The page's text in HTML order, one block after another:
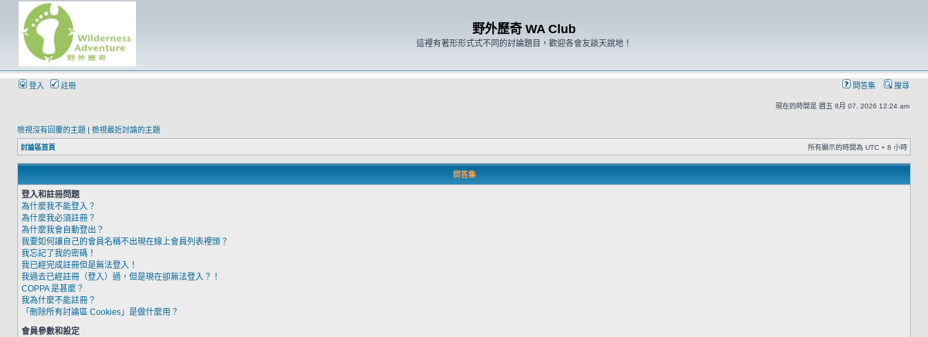
野外歷奇 WA Club
這裡有著形形式式不同的討論題目，歡迎各會友談天說地！
登入 註冊 問答集 搜尋
現在的時間是 週五 8月 07, 2026 12:24 am
檢視沒有回覆的主題 | 檢視最近討論的主題
討論區首頁 所有顯示的時間為 UTC + 8 小時
問答集
登入和註冊問題
為什麼我不能登入？
為什麼我必須註冊？
為什麼我會自動登出？
我要如何讓自己的會員名稱不出現在線上會員列表裡頭？
我忘記了我的密碼！
我已經完成註冊但是無法登入！
我過去已經註冊（登入）過，但是現在卻無法登入？！
COPPA 是甚麼？
我為什麼不能註冊？
「刪除所有討論區 Cookies」是做什麼用？
會員參數和設定